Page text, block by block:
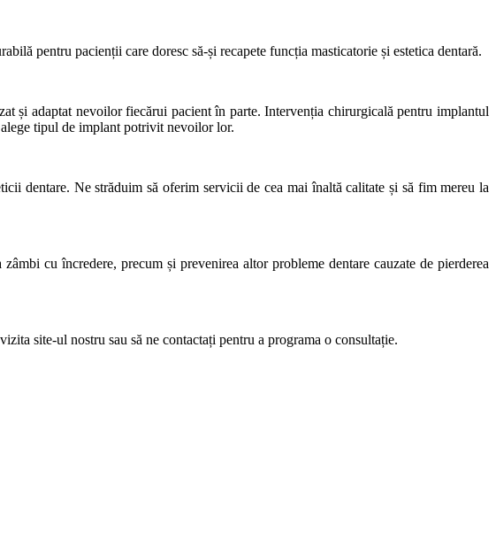
pentru pacienții care doresc să-și recapete funcția masticatorie și estetica dentară.
și adaptat nevoilor fiecărui pacient în parte. Intervenția chirurgicală pentru implantul
tipul de implant potrivit nevoilor lor.
dentare. Ne străduim să oferim servicii de cea mai înaltă calitate și să fim mereu la
cu încredere, precum și prevenirea altor probleme dentare cauzate de pierderea
site-ul nostru sau să ne contactați pentru a programa o consultație.